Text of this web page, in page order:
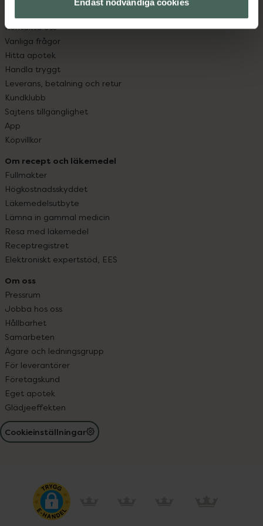
Endast nödvändiga cookies
Kontakta oss
Vanliga frågor
Hitta apotek
Handla tryggt
Leverans, betalning och retur
Kundklubb
Sajtens tillgänglighet
App
Köpvillkor
Om recept och läkemedel
Fullmakter
Högkostnadsskyddet
Läkemedelsutbyte
Lämna in gammal medicin
Resa med läkemedel
Receptregistret
Elektroniskt expertstöd, EES
Om oss
Pressrum
Jobba hos oss
Hållbarhet
Samarbeten
Ägare och ledningsgrupp
För leverantörer
Företagskund
Eget apotek
Glädjeeffekten
Cookieinställningar